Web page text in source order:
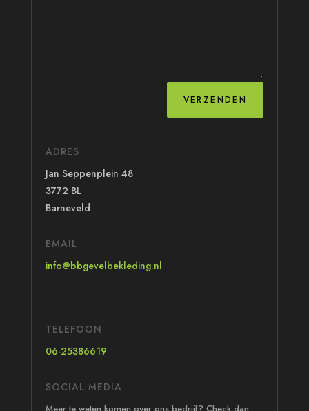
VERZENDEN
ADRES
Jan Seppenplein 48
3772 BL
Barneveld
EMAIL
info@bbgevelbekleding.nl
TELEFOON
06-25386619
SOCIAL MEDIA
Meer te weten komen over ons bedrijf? Check dan